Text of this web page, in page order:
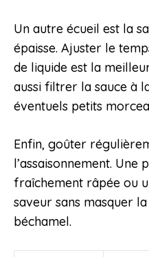
Un autre écueil est la
épaisse. Ajuster le
de liquide est la
aussi filtrer la sauce à
éventuels petits
Enfin, goûter
l’assaisonnement. Une
fraîchement râpée ou
saveur sans masquer
béchamel.